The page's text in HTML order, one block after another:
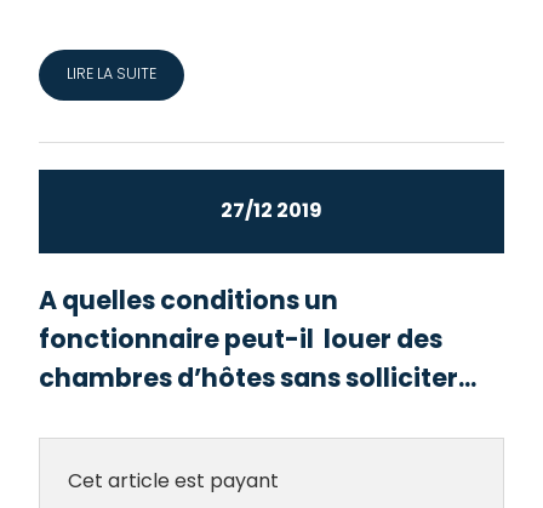
LIRE LA SUITE
27/12 2019
A quelles conditions un
fonctionnaire peut-il louer des
chambres d’hôtes sans solliciter...
Cet article est payant